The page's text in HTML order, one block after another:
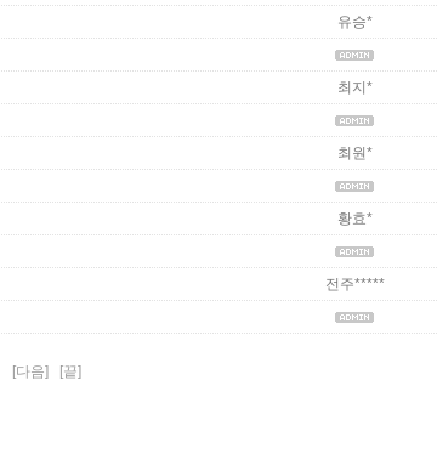
유승*
최지*
최원*
황효*
전주*****
[다음] [끝]